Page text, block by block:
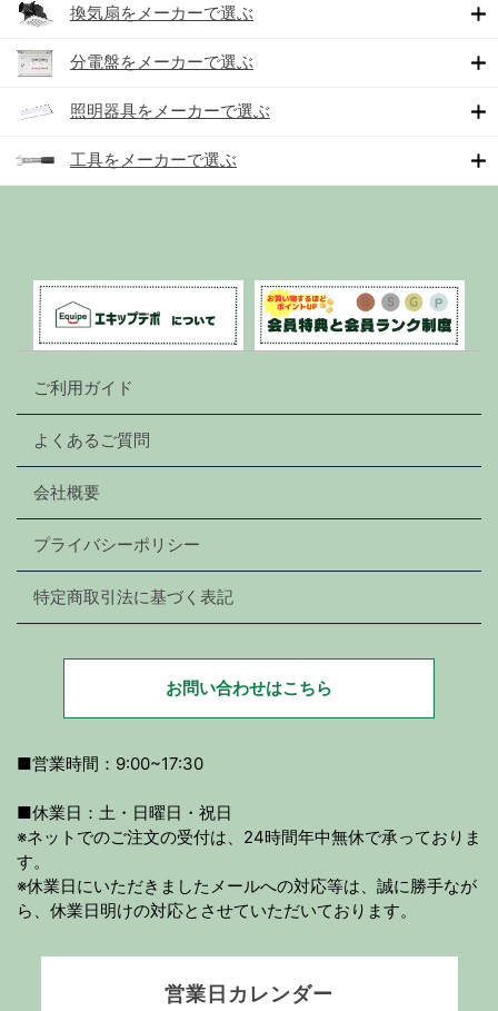
換気扇をメーカーで選ぶ
分電盤をメーカーで選ぶ
照明器具をメーカーで選ぶ
工具をメーカーで選ぶ
ご利用ガイド
よくあるご質問
会社概要
プライバシーポリシー
特定商取引法に基づく表記
お問い合わせはこちら
■営業時間：9:00~17:30
■休業日：土・日曜日・祝日
※ネットでのご注文の受付は、24時間年中無休で承っておりま
す。
※休業日にいただきましたメールへの対応等は、誠に勝手なが
ら、休業日明けの対応とさせていただいております。
営業日カレンダー